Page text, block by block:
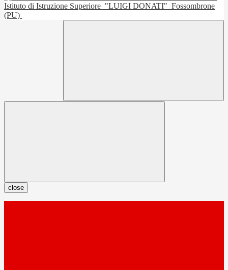
Istituto di Istruzione Superiore "LUIGI DONATI" Fossombrone
(PU)
close